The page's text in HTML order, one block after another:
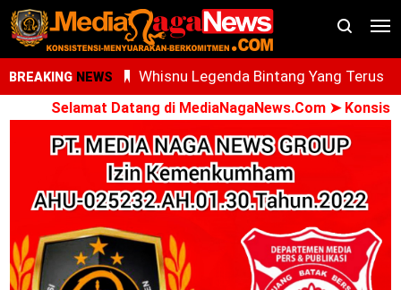
BREAKING NEWS
AdNI, RSU Haji Medan, PCM Sunggal
SMEC Siap Gelar Bakti Sosial
Ari Al Kasfi Resmi Dikukuhkan Sebagai
Ketua DPC GPIE Kota Medan Periode
2026-2030
Oknum PPPK Terkait Dugaan
Anak Magang Di Kantor Kemenhaj
Kini Diperiksa Di Kanwil Kemenhaj
Sumut
Whisnu Legenda Bintang Yang Terus
Selamat Datang di MediaNagaNews.Com ➤ Konsisten